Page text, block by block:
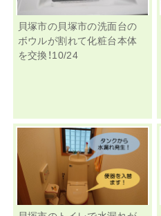
貝塚市の貝塚市の洗面台の
ボウルが割れて化粧台本体
を交換！10/24